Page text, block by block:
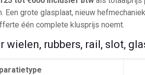
Een grote glasplaat, nieuw
één complete klusprijs noemt.
wielen, rubbers, rail, slot,